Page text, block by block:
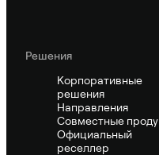
Решения
Корпоративные
решения
Направления
Совместные
Официальный
реселлер